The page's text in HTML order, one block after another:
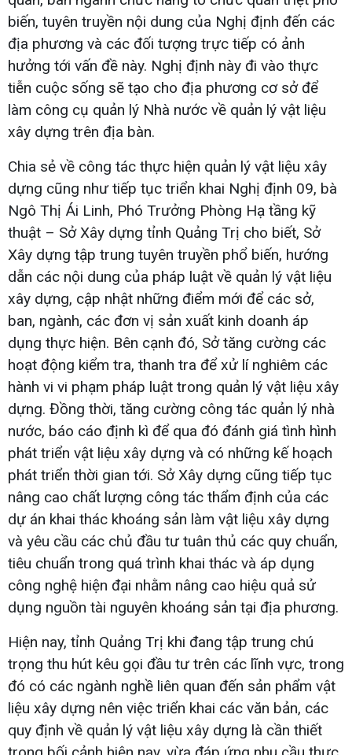
biến, tuyên truyền nội dung của Nghị định đến các
địa phương và các đối tượng trực tiếp có ảnh
hưởng tới vấn đề này. Nghị định này đi vào thực
tiễn cuộc sống sẽ tạo cho địa phương cơ sở để
làm công cụ quản lý Nhà nước về quản lý vật liệu
xây dựng trên địa bàn.
Chia sẻ về công tác thực hiện quản lý vật liệu xây
dựng cũng như tiếp tục triển khai Nghị định 09, bà
Ngô Thị Ái Linh, Phó Trưởng Phòng Hạ tầng kỹ
thuật – Sở Xây dựng tỉnh Quảng Trị cho biết, Sở
Xây dựng tập trung tuyên truyền phổ biến, hướng
dẫn các nội dung của pháp luật về quản lý vật liệu
xây dựng, cập nhật những điểm mới để các sở,
ban, ngành, các đơn vị sản xuất kinh doanh áp
dụng thực hiện. Bên cạnh đó, Sở tăng cường các
hoạt động kiểm tra, thanh tra để xử lí nghiêm các
hành vi vi phạm pháp luật trong quản lý vật liệu xây
dựng. Đồng thời, tăng cường công tác quản lý nhà
nước, báo cáo định kì để qua đó đánh giá tình hình
phát triển vật liệu xây dựng và có những kế hoạch
phát triển thời gian tới. Sở Xây dựng cũng tiếp tục
nâng cao chất lượng công tác thẩm định của các
dự án khai thác khoáng sản làm vật liệu xây dựng
và yêu cầu các chủ đầu tư tuân thủ các quy chuẩn,
tiêu chuẩn trong quá trình khai thác và áp dụng
công nghệ hiện đại nhằm nâng cao hiệu quả sử
dụng nguồn tài nguyên khoáng sản tại địa phương.
Hiện nay, tỉnh Quảng Trị khi đang tập trung chú
trọng thu hút kêu gọi đầu tư trên các lĩnh vực, trong
đó có các ngành nghề liên quan đến sản phẩm vật
liệu xây dựng nên việc triển khai các văn bản, các
quy định về quản lý vật liệu xây dựng là cần thiết